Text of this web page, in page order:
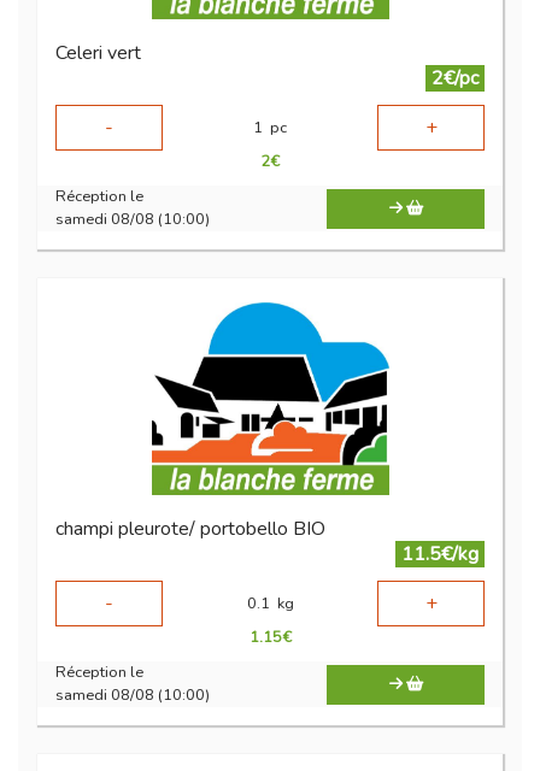
Celeri vert
2€/pc
-
1 pc +
2€
Réception le
samedi 08/08 (10:00)
champi pleurote/ portobello BIO
11.5€/kg
-
0.1 kg +
1.15€
Réception le
samedi 08/08 (10:00)